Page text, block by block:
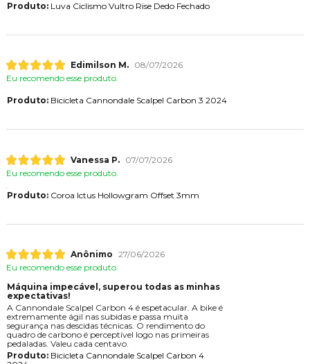
Produto:Luva Ciclismo Vultro Rise Dedo Fechado
Edimilson M.
08/07/2026
Eu recomendo esse produto.
Produto:Bicicleta Cannondale Scalpel Carbon 3 2024
Vanessa P.
07/07/2026
Eu recomendo esse produto.
Produto:Coroa Ictus Hollowgram Offset 3mm
Anônimo 27/06/2026
Eu recomendo esse produto.
Máquina impecável, superou todas as minhas
expectativas!
A Cannondale Scalpel Carbon 4 é espetacular. A bike é
extremamente ágil nas subidas e passa muita
segurança nas descidas técnicas. O rendimento do
quadro de carbono é perceptível logo nas primeiras
pedaladas. Valeu cada centavo.
Produto:Bicicleta Cannondale Scalpel Carbon 4